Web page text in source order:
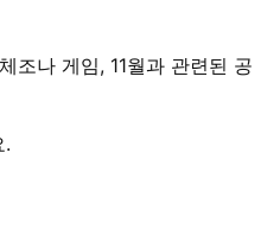
조나 게임, 11월과 관련된 공
.